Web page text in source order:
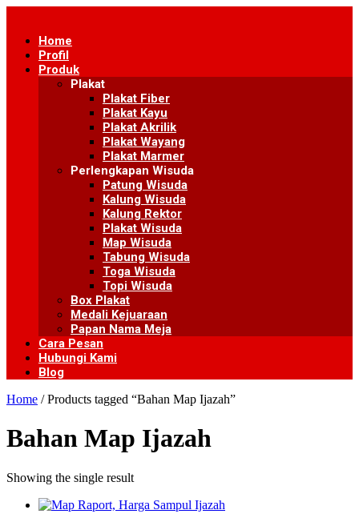
contentHome
Profil
Produk
Plakat
Plakat Fiber
Plakat Kayu
Plakat Akrilik
Plakat Wayang
Plakat Marmer
Perlengkapan Wisuda
Patung Wisuda
Kalung Wisuda
Kalung Rektor
Plakat Wisuda
Map Wisuda
Tabung Wisuda
Toga Wisuda
Topi Wisuda
Box Plakat
Medali Kejuaraan
Papan Nama Meja
Cara Pesan
Hubungi Kami
Blog
Home / Products tagged “Bahan Map Ijazah”
Bahan Map Ijazah
Showing the single result